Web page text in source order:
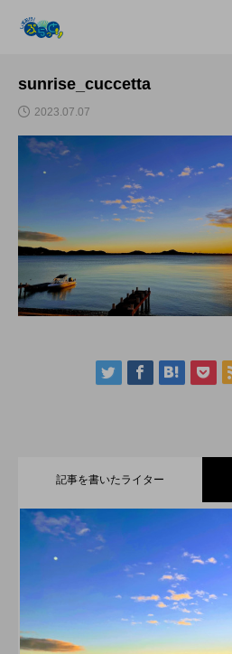
sunrise_cuccetta
2023.07.07
記事を書いたライター
えんちゃん
遠州信用金庫
ゆとりのくらしのパートナー。
2026.07.21 小さなお子さまか
める、遠州名物
JR新居町駅前の